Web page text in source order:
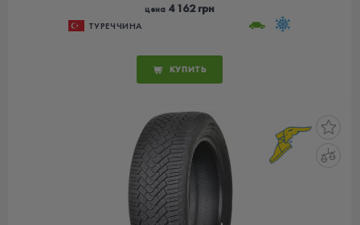
цена 4 162 грн
ТУРЕЧЧИНА
КУПИТЬ